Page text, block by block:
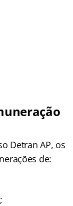
Detran AP, os
de: